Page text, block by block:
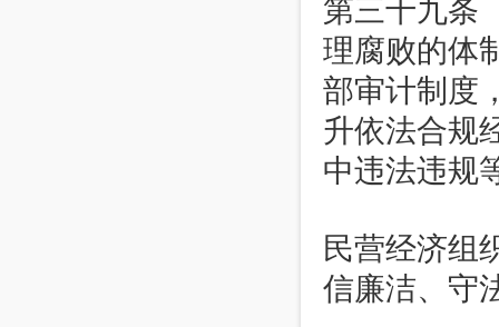
第三十九条
理腐败的体
部审计制度
升依法合规
中违法违规
民营经济组
信廉洁、守